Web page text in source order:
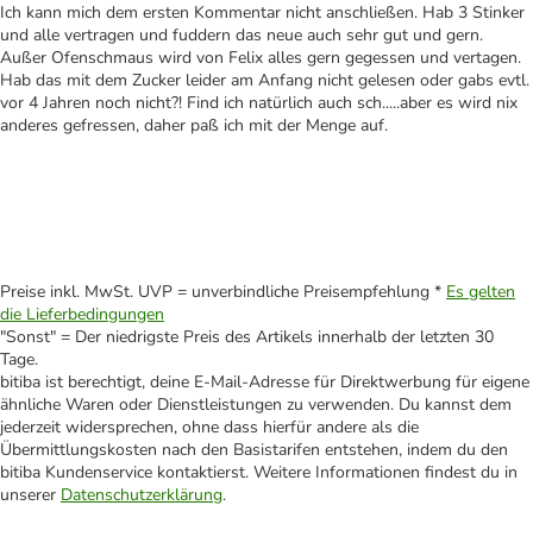
Ich kann mich dem ersten Kommentar nicht anschließen. Hab 3 Stinker
und alle vertragen und fuddern das neue auch sehr gut und gern.
Außer Ofenschmaus wird von Felix alles gern gegessen und vertagen.
Hab das mit dem Zucker leider am Anfang nicht gelesen oder gabs evtl.
vor 4 Jahren noch nicht?! Find ich natürlich auch sch.....aber es wird nix
anderes gefressen, daher paß ich mit der Menge auf.
Preise inkl. MwSt. UVP = unverbindliche Preisempfehlung * Es gelten
die Lieferbedingungen
"Sonst" = Der niedrigste Preis des Artikels innerhalb der letzten 30
Tage.
bitiba ist berechtigt, deine E-Mail-Adresse für Direktwerbung für eigene
ähnliche Waren oder Dienstleistungen zu verwenden. Du kannst dem
jederzeit widersprechen, ohne dass hierfür andere als die
Übermittlungskosten nach den Basistarifen entstehen, indem du den
bitiba Kundenservice kontaktierst. Weitere Informationen findest du in
unserer Datenschutzerklärung.